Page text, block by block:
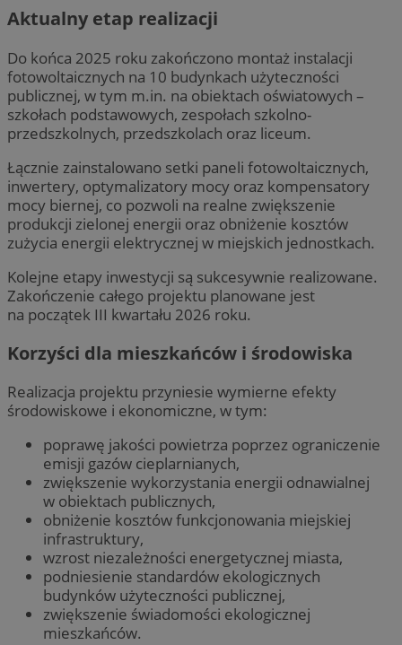
Aktualny etap realizacji
Do końca 2025 roku zakończono montaż instalacji
fotowoltaicznych na 10 budynkach użyteczności
publicznej, w tym m.in. na obiektach oświatowych –
szkołach podstawowych, zespołach szkolno-
przedszkolnych, przedszkolach oraz liceum.
Łącznie zainstalowano setki paneli fotowoltaicznych,
inwertery, optymalizatory mocy oraz kompensatory
mocy biernej, co pozwoli na realne zwiększenie
produkcji zielonej energii oraz obniżenie kosztów
zużycia energii elektrycznej w miejskich jednostkach.
Kolejne etapy inwestycji są sukcesywnie realizowane.
Zakończenie całego projektu planowane jest
na początek III kwartału 2026 roku.
Korzyści dla mieszkańców i środowiska
Realizacja projektu przyniesie wymierne efekty
środowiskowe i ekonomiczne, w tym:
poprawę jakości powietrza poprzez ograniczenie
emisji gazów cieplarnianych,
zwiększenie wykorzystania energii odnawialnej
w obiektach publicznych,
obniżenie kosztów funkcjonowania miejskiej
infrastruktury,
wzrost niezależności energetycznej miasta,
podniesienie standardów ekologicznych
budynków użyteczności publicznej,
zwiększenie świadomości ekologicznej
mieszkańców.